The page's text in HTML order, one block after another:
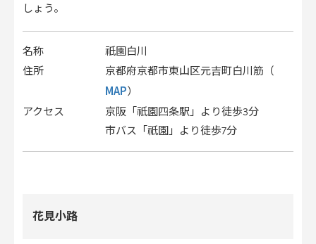
しょう。
名称
祇園白川
住所
京都府京都市東山区元吉町白川筋（
MAP）
アクセス
京阪「祇園四条駅」より徒歩3分
市バス「祇園」より徒歩7分
花見小路